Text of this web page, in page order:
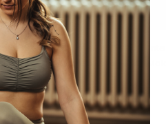
&
Yoga Studio Labradorite
Howlite & Rudraksha Mala
€34,95